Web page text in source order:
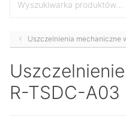
Uszczelnienia mechaniczne
R-TSDC-A03